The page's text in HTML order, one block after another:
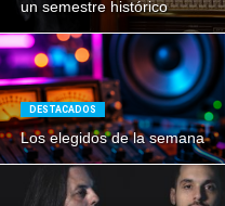
un semestre histórico
DESTACADOS
Los elegidos de la semana